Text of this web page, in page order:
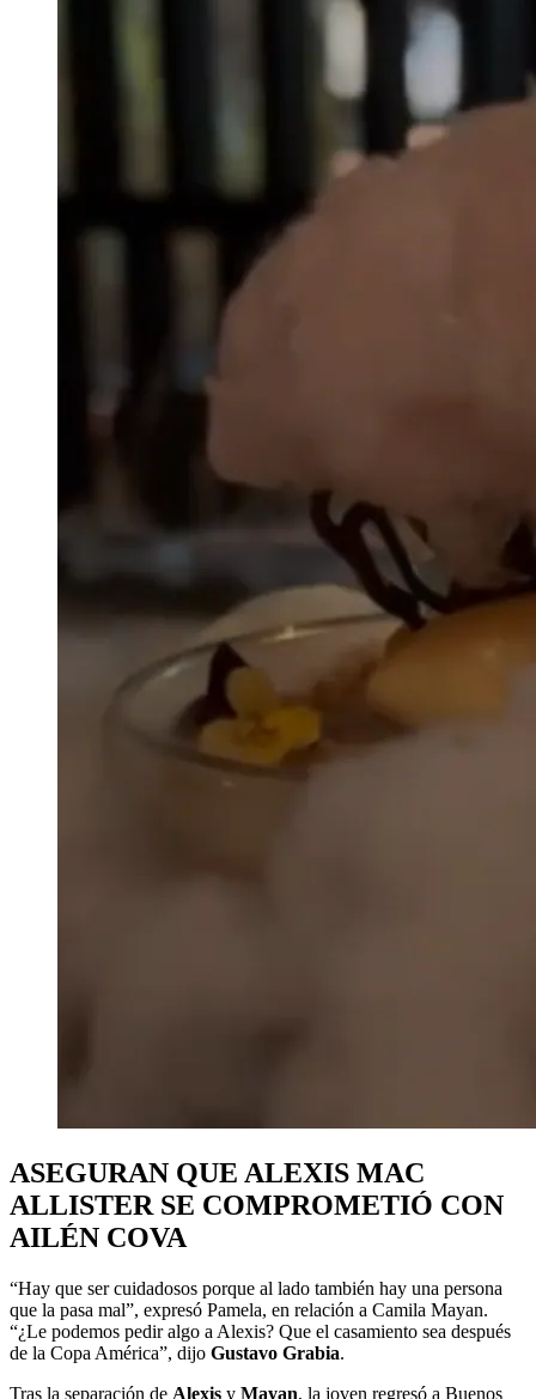
ASEGURAN QUE ALEXIS MAC
ALLISTER SE COMPROMETIÓ CON
AILÉN COVA
“Hay que ser cuidadosos porque al lado también hay una persona
que la pasa mal”, expresó Pamela, en relación a Camila Mayan.
“¿Le podemos pedir algo a Alexis? Que el casamiento sea después
de la Copa América”, dijo Gustavo Grabia.
Tras la separación de Alexis y Mayan, la joven regresó a Buenos